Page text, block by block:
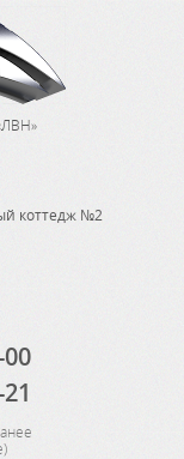
коттедж №2
)